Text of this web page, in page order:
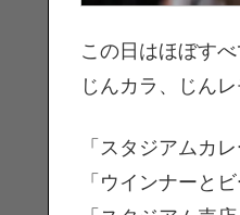
この日はほぼす
じんカラ、じんレ
「スタジアムカ
「ウインナーと